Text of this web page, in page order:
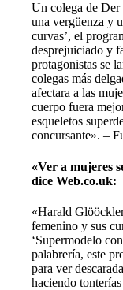
Un colega de Der
una vergüenza y
curvas’, el
desprejuiciado y
protagonistas se
colegas más
afectara a las
cuerpo fuera
esqueletos
concursante». –
«Ver a mujeres
dice Web.co.uk:
«Harald
femenino y sus
‘Supermodelo
palabrería, este
para ver
haciendo